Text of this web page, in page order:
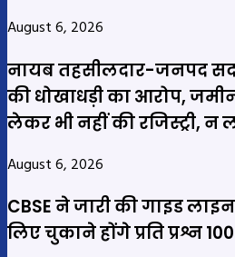
August 6, 2026
नायब तहसीलदार-जनपद
की धोखाधड़ी का आरोप,
लेकर भी नहीं की रजिस्ट्री, न
August 6, 2026
CBSE ने जारी की गाइड
लिए चुकाने होंगे प्रति प्रश्न